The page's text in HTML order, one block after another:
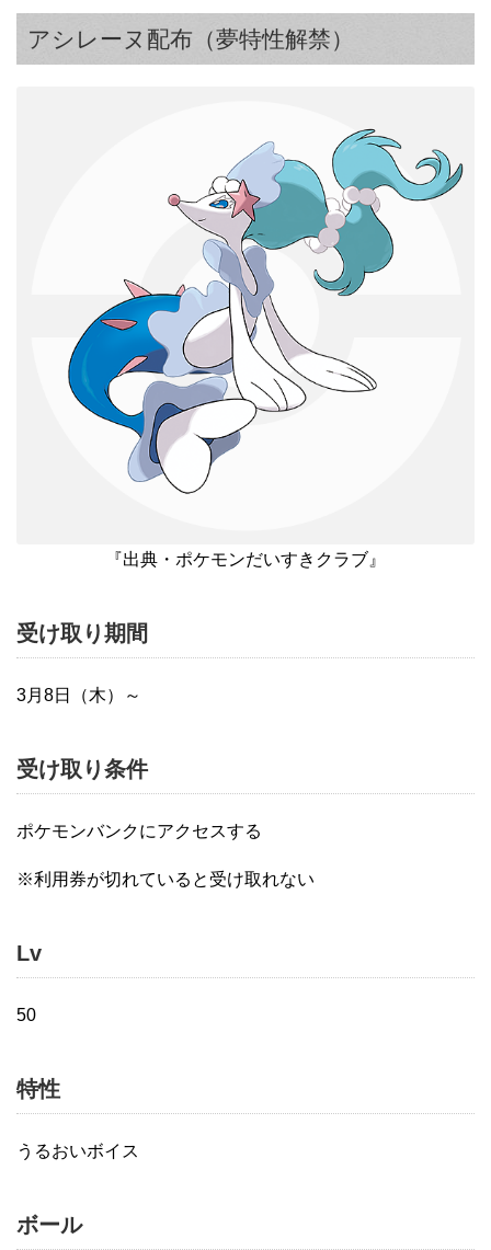
アシレーヌ配布（夢特性解禁）
『出典・ポケモンだいすきクラブ』
受け取り期間
3月8日（木）～
受け取り条件
ポケモンバンクにアクセスする
※利用券が切れていると受け取れない
Lv
50
特性
うるおいボイス
ボール